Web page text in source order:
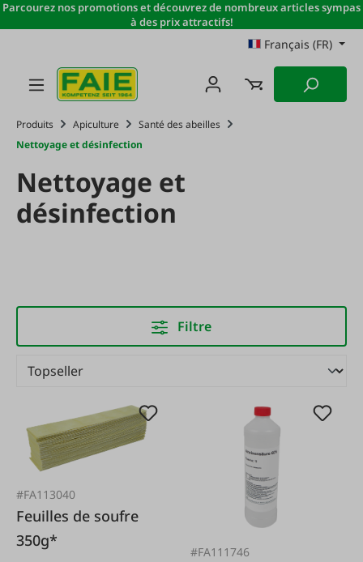
Passer au contenu principal
Parcourez nos promotions et découvrez de nombreux articles sympas
à des prix attractifs!
Français (FR)
Produits Apiculture
Santé des abeilles
Nettoyage et désinfection
Nettoyage et
désinfection
Filtre
#FA113040
Feuilles de soufre
350g*
#FA111746